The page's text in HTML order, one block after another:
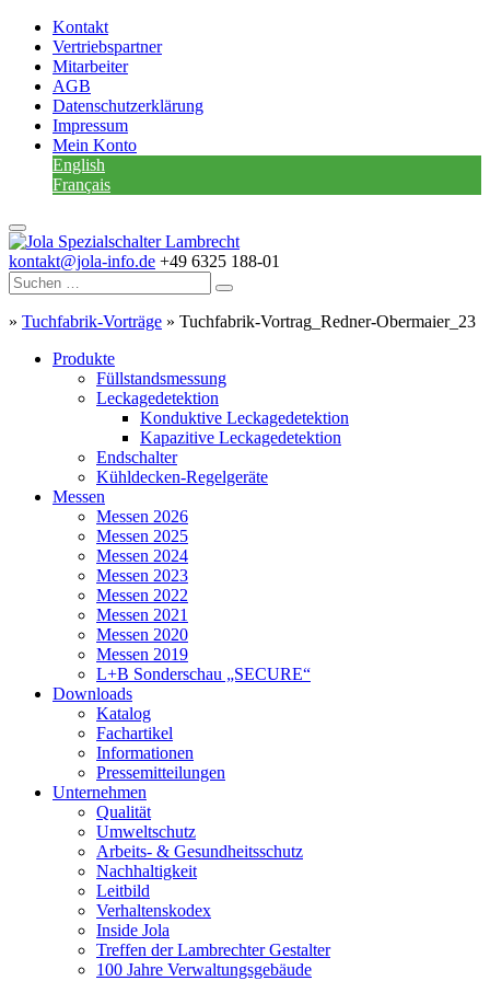
Kontakt
Vertriebspartner
Mitarbeiter
AGB
Datenschutzerklärung
Impressum
Mein Konto
English
Français
kontakt@jola-info.de +49 6325 188-01
» Tuchfabrik-Vorträge » Tuchfabrik-Vortrag_Redner-Obermaier_23
Produkte
Füllstandsmessung
Leckagedetektion
Konduktive Leckagedetektion
Kapazitive Leckagedetektion
Endschalter
Kühldecken-Regelgeräte
Messen
Messen 2026
Messen 2025
Messen 2024
Messen 2023
Messen 2022
Messen 2021
Messen 2020
Messen 2019
L+B Sonderschau „SECURE“
Downloads
Katalog
Fachartikel
Informationen
Pressemitteilungen
Unternehmen
Qualität
Umweltschutz
Arbeits- & Gesundheitsschutz
Nachhaltigkeit
Leitbild
Verhaltenskodex
Inside Jola
Treffen der Lambrechter Gestalter
100 Jahre Verwaltungsgebäude